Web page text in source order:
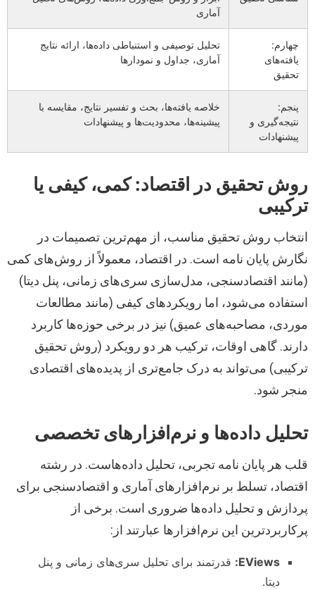
آماری
چهارم:
یافته‌های
تحقیق
تحلیل توصیفی و استنباطی داده‌ها، ارائه نتایج
آماری، جداول و نمودارها
پنجم:
نتیجه‌گیری و
پیشنهادات
خلاصه یافته‌ها، بحث و تفسیر نتایج، مقایسه با
پیشینه‌ها، محدودیت‌ها و پیشنهادات
روش تحقیق در اقتصاد: کمی، کیفی یا
ترکیبی
انتخاب روش تحقیق مناسب، از مهم‌ترین تصمیمات در
نگارش پایان نامه است. در اقتصاد، معمولاً از روش‌های کمی
(مانند اقتصادسنجی، مدل‌سازی سری‌های زمانی، پنل دیتا)
استفاده می‌شود، اما رویکردهای کیفی (مانند مطالعات
موردی، مصاحبه‌های عمیق) نیز در برخی حوزه‌ها کاربرد
دارند. گاهی اوقات، ترکیب هر دو رویکرد (روش تحقیق
ترکیبی) می‌تواند به درک جامع‌تری از پدیده‌های اقتصادی
منجر شود.
تحلیل داده‌ها و نرم‌افزارهای تخصصی
قلب هر پایان نامه تجربی، تحلیل داده‌هاست. در رشته
اقتصاد، تسلط بر نرم‌افزارهای آماری و اقتصادسنجی برای
پردازش و تحلیل داده‌ها ضروری است. برخی از
پرکاربردترین این نرم‌افزارها عبارتند از:
EViews: قدرتمند برای تحلیل سری‌های زمانی و پنل
دیتا.